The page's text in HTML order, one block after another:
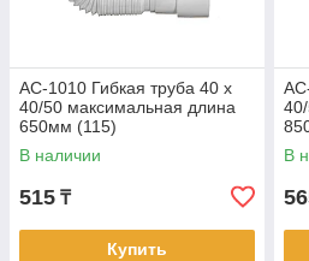
AC-1010 Гибкая труба 40 х
40/50 максимальная длина
650мм (115)
В наличии
515 ₸
Купить
В